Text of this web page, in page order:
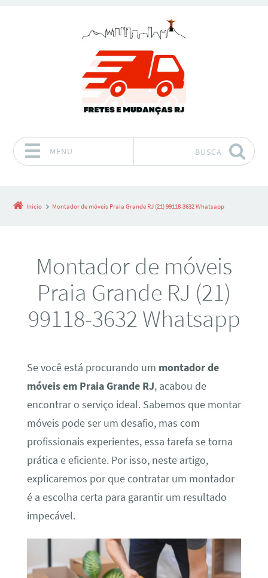
MENU BUSCA
Início Montador de móveis Praia Grande RJ (21) 99118-3632 Whatsapp
Montador de móveis
Praia Grande RJ (21)
99118-3632 Whatsapp
Se você está procurando um montador de
móveis em Praia Grande RJ, acabou de
encontrar o serviço ideal. Sabemos que montar
móveis pode ser um desafio, mas com
profissionais experientes, essa tarefa se torna
prática e eficiente. Por isso, neste artigo,
explicaremos por que contratar um montador
é a escolha certa para garantir um resultado
impecável.